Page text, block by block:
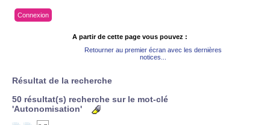
Connexion
A partir de cette page vous pouvez :
Retourner au premier écran avec les dernières
notices...
Résultat de la recherche
50 résultat(s) recherche sur le mot-clé
'Autonomisation'